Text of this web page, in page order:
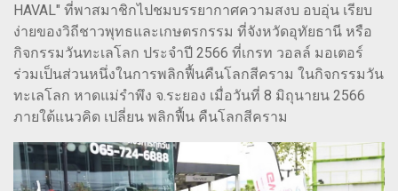
HAVAL" ที่พาสมาชิกไปชมบรรยากาศความสงบ อบอุ่น เรียบ
ง่ายของวิถีชาวพุทธและเกษตรกรรม ที่จังหวัดอุทัยธานี หรือ
กิจกรรมวันทะเลโลก ประจำปี 2566 ที่เกรท วอลล์ มอเตอร์
ร่วมเป็นส่วนหนึ่งในการพลิกฟื้นคืนโลกสีคราม ในกิจกรรมวัน
ทะเลโลก หาดแม่รำพึง จ.ระยอง เมื่อวันที่ 8 มิถุนายน 2566
ภายใต้แนวคิด เปลี่ยน พลิกฟื้น คืนโลกสีคราม